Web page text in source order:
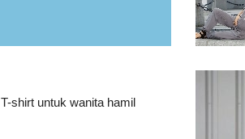
T-shirt untuk wanita hamil